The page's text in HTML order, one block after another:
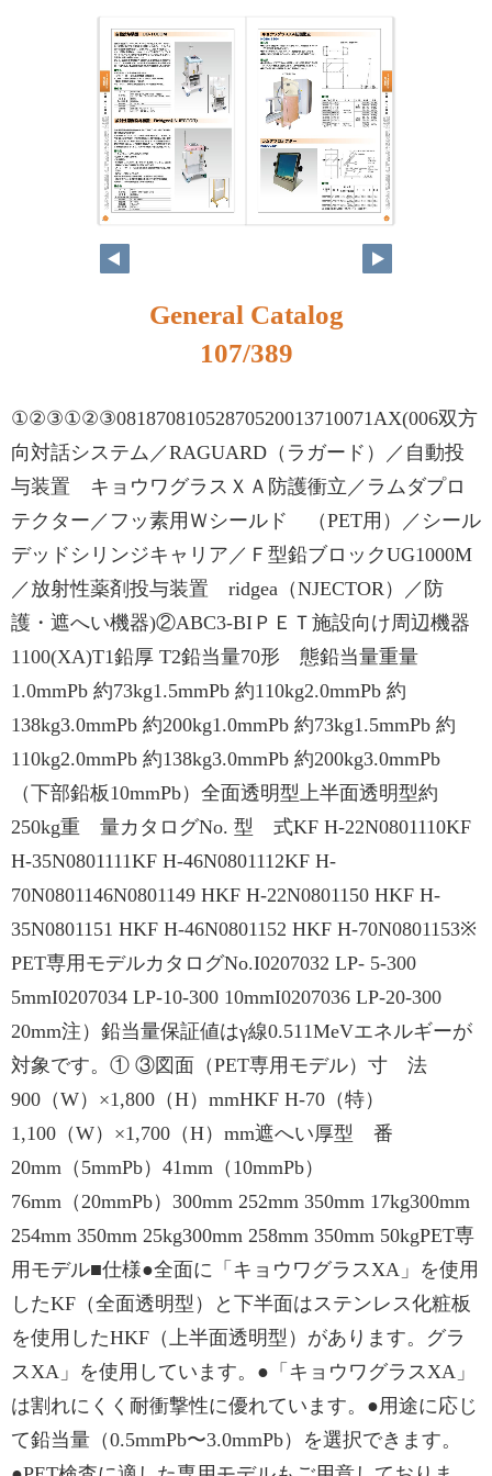
90 91
General Catalog
107/389
①②③①②③08187081052870520013710071AX(006双方
向対話システム／RAGUARD（ラガード）／自動投
与装置 キョウワグラスＸＡ防護衝立／ラムダプロ
テクター／フッ素用Ｗシールド （PET用）／シール
デッドシリンジキャリア／Ｆ型鉛ブロックUG1000M
／放射性薬剤投与装置 ridgea（NJECTOR）／防
護・遮へい機器)②ABC3-BIＰＥＴ施設向け周辺機器
1100(XA)T1鉛厚 T2鉛当量70形 態鉛当量重量
1.0mmPb 約73kg1.5mmPb 約110kg2.0mmPb 約
138kg3.0mmPb 約200kg1.0mmPb 約73kg1.5mmPb 約
110kg2.0mmPb 約138kg3.0mmPb 約200kg3.0mmPb
（下部鉛板10mmPb）全面透明型上半面透明型約
250kg重 量カタログNo. 型 式KF H-22N0801110KF
H-35N0801111KF H-46N0801112KF H-
70N0801146N0801149 HKF H-22N0801150 HKF H-
35N0801151 HKF H-46N0801152 HKF H-70N0801153※
PET専用モデルカタログNo.I0207032 LP- 5-300
5mmI0207034 LP-10-300 10mmI0207036 LP-20-300
20mm注）鉛当量保証値はγ線0.511MeVエネルギーが
対象です。① ③図面（PET専用モデル）寸 法
900（W）×1,800（H）mmHKF H-70（特）
1,100（W）×1,700（H）mm遮へい厚型 番
20mm（5mmPb）41mm（10mmPb）
76mm（20mmPb）300mm 252mm 350mm 17kg300mm
254mm 350mm 25kg300mm 258mm 350mm 50kgPET専
用モデル■仕様●全面に「キョウワグラスXA」を使用
したKF（全面透明型）と下半面はステンレス化粧板
を使用したHKF（上半面透明型）があります。グラ
スXA」を使用しています。●「キョウワグラスXA」
は割れにくく耐衝撃性に優れています。●用途に応じ
て鉛当量（0.5mmPb〜3.0mmPb）を選択できます。